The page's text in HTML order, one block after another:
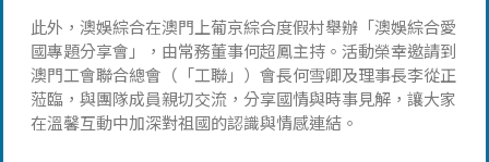
此外，澳娛綜合在澳門上葡京綜合度假村舉辦「澳娛綜合愛
國專題分享會」，由常務董事何超鳳主持。活動榮幸邀請到
澳門工會聯合總會（「工聯」）會長何雪卿及理事長李從正
蒞臨，與團隊成員親切交流，分享國情與時事見解，讓大家
在溫馨互動中加深對祖國的認識與情感連結。